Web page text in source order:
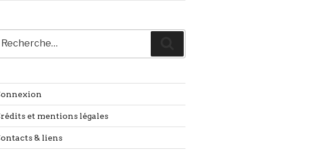
et mentions légales
& liens